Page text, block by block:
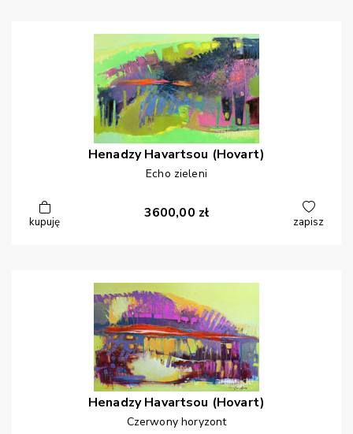
Henadzy Havartsou (Hovart)
Echo zieleni
kupuję
3600,00 zł
zapisz
Henadzy Havartsou (Hovart)
Czerwony horyzont